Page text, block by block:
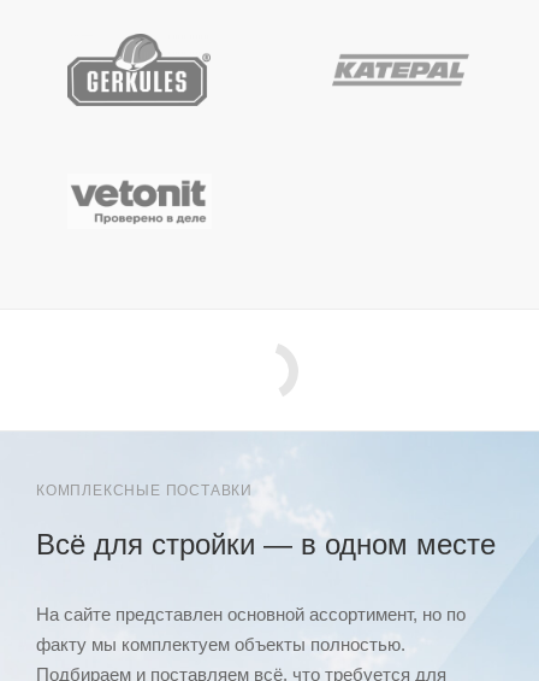
КОМПЛЕКСНЫЕ ПОСТАВКИ
Всё для стройки — в одном месте
На сайте представлен основной ассортимент, но по
факту мы комплектуем объекты полностью.
Подбираем и поставляем всё, что требуется для